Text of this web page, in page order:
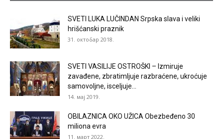
SVETI LUKA LUČINDAN Srpska slava i veliki
hrišćanski praznik
31. октобар 2018.
SVETI VASILIJE OSTROŠKI – Izmiruje
zavađene, zbratimljuje razbraćene, ukroćuje
samovoljne, isceljuje...
14. мај 2019.
OBILAZNICA OKO UŽICA Obezbeđeno 30
miliona evra
11. март 2022.